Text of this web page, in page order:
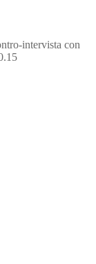
intervista con